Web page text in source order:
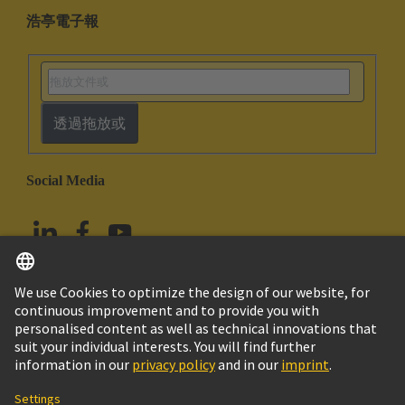
浩亭電子報
透過拖放或
Social Media
台灣 繁体中文
© HARTING浩亭技術集團